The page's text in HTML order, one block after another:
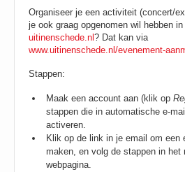
Organiseer je een activiteit (concert/
je ook graag opgenomen wil hebben
uitinenschede.nl ? Dat kan via
www.uitinenschede.nl/evenement-
Stappen:
Maak een account aan (klik op
stappen die in automatische e-
activeren.
Klik op de link in je email om een
maken, en volg de stappen in het
webpagina.